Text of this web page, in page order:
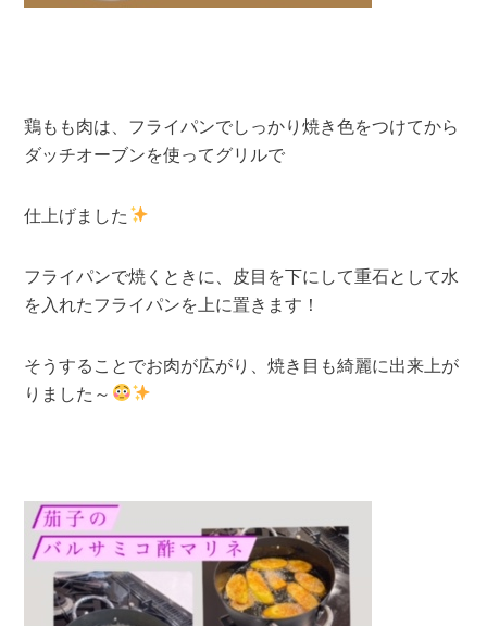
鶏もも肉は、フライパンでしっかり焼き色をつけてから
ダッチオーブンを使ってグリルで
仕上げました
フライパンで焼くときに、皮目を下にして重石として水
を入れたフライパンを上に置きます！
そうすることでお肉が広がり、焼き目も綺麗に出来上が
りました～